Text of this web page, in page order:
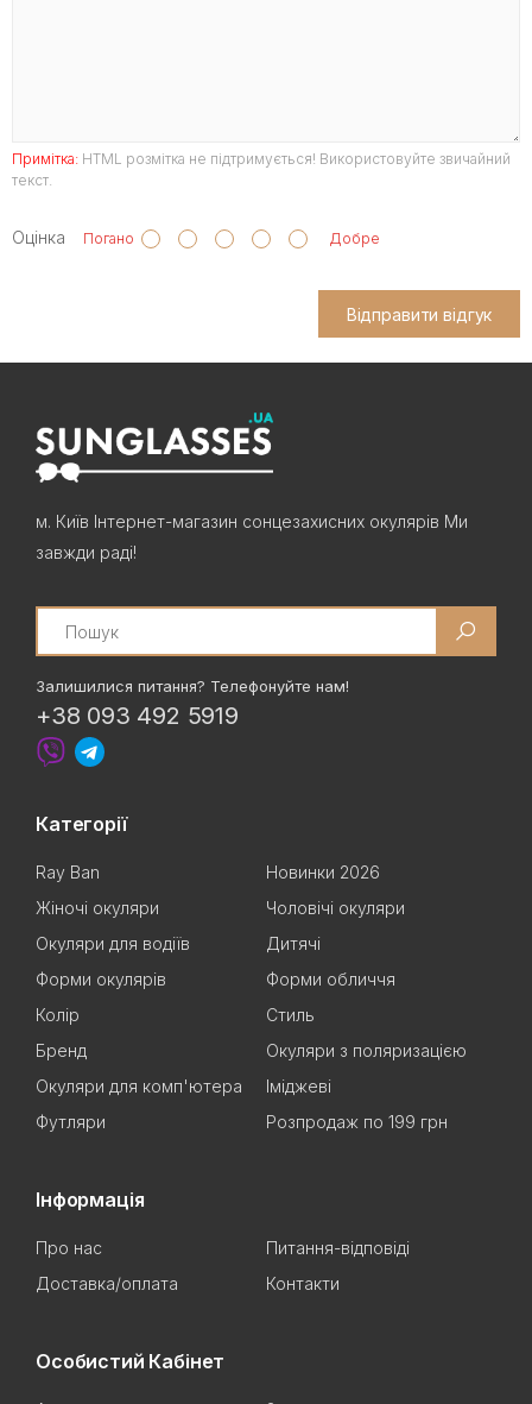
Примітка: HTML розмітка не підтримується! Використовуйте звичайний
текст.
Оцінка Погано Добре
Відправити відгук
м. Київ Інтернет-магазин сонцезахисних окулярів Ми
завжди раді!
Search
Залишилися питання? Телефонуйте нам!
+38 093 492 5919
Категорії
Ray Ban
Новинки 2026
Жіночі окуляри
Чоловічі окуляри
Окуляри для водіїв
Дитячі
Форми окулярів
Форми обличчя
Колір
Стиль
Бренд
Окуляри з поляризацією
Окуляри для комп'ютера
Іміджеві
Футляри
Розпродаж по 199 грн
Інформація
Про нас
Питання-відповіді
Доставка/оплата
Контакти
Особистий Кабінет